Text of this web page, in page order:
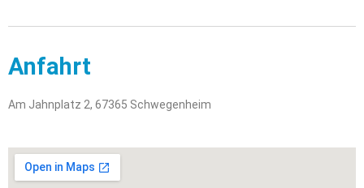
Anfahrt
Am Jahnplatz 2, 67365 Schwegenheim